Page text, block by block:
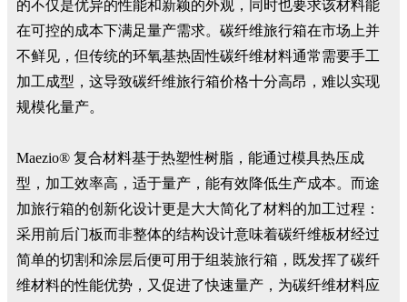
的不仅是优异的性能和新颖的外观，同时也要求该材料能
在可控的成本下满足量产需求。碳纤维旅行箱在市场上并
不鲜见，但传统的环氧基热固性碳纤维材料通常需要手工
加工成型，这导致碳纤维旅行箱价格十分高昂，难以实现
规模化量产。
Maezio® 复合材料基于热塑性树脂，能通过模具热压成
型，加工效率高，适于量产，能有效降低生产成本。而途
加旅行箱的创新化设计更是大大简化了材料的加工过程：
采用前后门板而非整体的结构设计意味着碳纤维板材经过
简单的切割和涂层后便可用于组装旅行箱，既发挥了碳纤
维材料的性能优势，又促进了快速量产，为碳纤维材料应